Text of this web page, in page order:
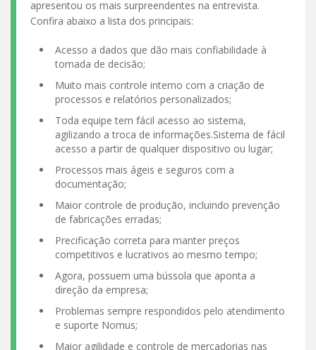
apresentou os mais surpreendentes na entrevista.
Confira abaixo a lista dos principais:
Acesso a dados que dão mais confiabilidade à
tomada de decisão;
Muito mais controle interno com a criação de
processos e relatórios personalizados;
Toda equipe tem fácil acesso ao sistema,
agilizando a troca de informações.Sistema de fácil
acesso a partir de qualquer dispositivo ou lugar;
Processos mais ágeis e seguros com a
documentação;
Maior controle de produção, incluindo prevenção
de fabricações erradas;
Precificação correta para manter preços
competitivos e lucrativos ao mesmo tempo;
Agora, possuem uma bússola que aponta a
direção da empresa;
Problemas sempre respondidos pelo atendimento
e suporte Nomus;
Maior agilidade e controle de mercadorias nas